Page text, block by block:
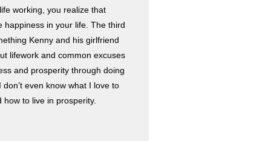
working, you realize that
happiness in your life. The third
Kenny and his girlfriend
lifework and common excuses
and prosperity through doing
even know what I love to
to live in prosperity.